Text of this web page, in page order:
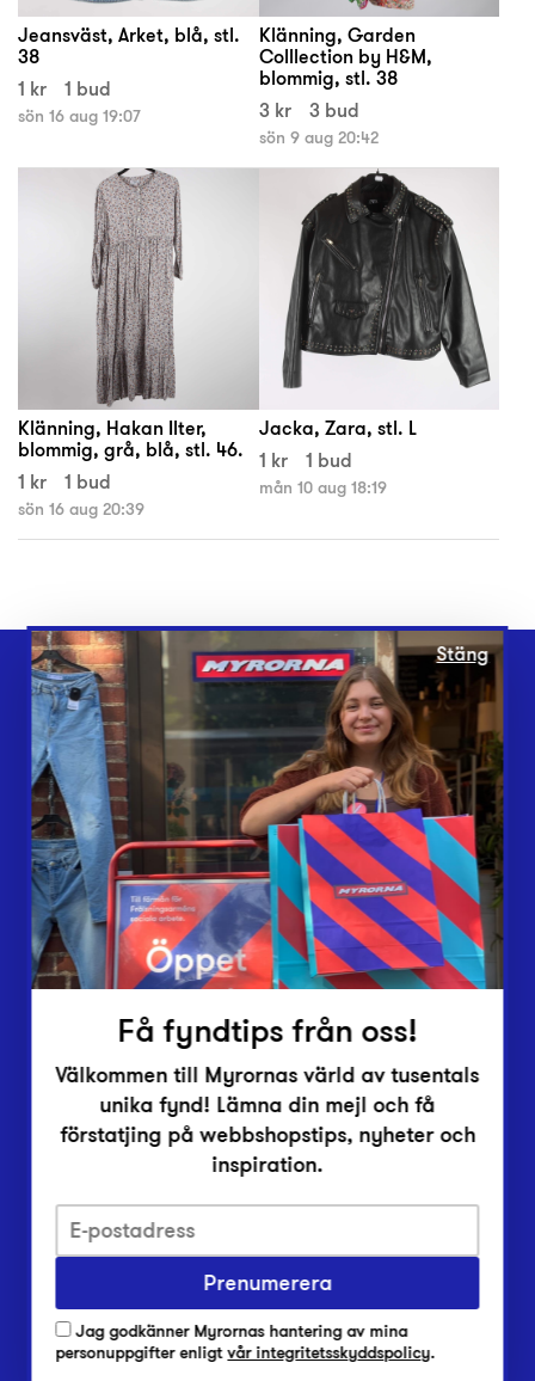
Jeansväst, Arket, blå, stl.
38
1 kr
1 bud
sön 16 aug 19:07
Klänning, Garden
Colllection by H&M,
blommig, stl. 38
3 kr
3 bud
sön 9 aug 20:42
Klänning, Hakan Ilter,
blommig, grå, blå, stl. 46.
1 kr
1 bud
sön 16 aug 20:39
Jacka, Zara, stl. L
1 kr
1 bud
mån 10 aug 18:19
Webbshop
Butiker
Lämna in
Vårt överskott
Inlämningsplatser
Om Myrorna
Lediga jobb
Pressrum
Integritetsskyddspolicy
Har du frågor om onlineköp, leverans eller retur?
Har du frågor om vår verksamhet?
Vanliga frågor om Myrorna
Stäng
Få fyndtips från oss!
Välkommen till Myrornas värld av tusentals
unika fynd! Lämna din mejl och få
förstatjing på webbshopstips, nyheter och
inspiration.
Prenumerera
Jag godkänner Myrornas hantering av mina
personuppgifter enligtvår integritetsskyddspolicy.